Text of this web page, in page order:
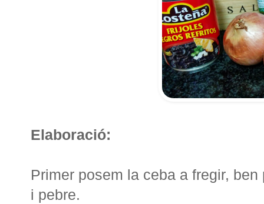
Elaboració:
Primer posem la ceba a fregir,
i pebre.